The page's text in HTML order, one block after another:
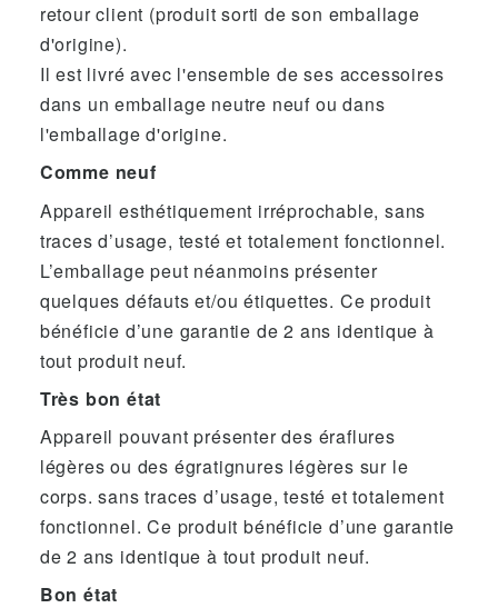
retour client (produit sorti de son emballage
d'origine).
Il est livré avec l'ensemble de ses accessoires
dans un emballage neutre neuf ou dans
l'emballage d'origine.
Comme neuf
Appareil esthétiquement irréprochable, sans
traces d’usage, testé et totalement fonctionnel.
L’emballage peut néanmoins présenter
quelques défauts et/ou étiquettes. Ce produit
bénéficie d’une garantie de 2 ans identique à
tout produit neuf.
Très bon état
Appareil pouvant présenter des éraflures
légères ou des égratignures légères sur le
corps. sans traces d’usage, testé et totalement
fonctionnel. Ce produit bénéficie d’une garantie
de 2 ans identique à tout produit neuf.
Bon état